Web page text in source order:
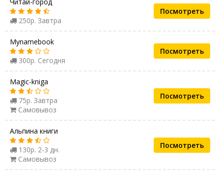
Читай-город
250р. Завтра
Посмотреть
Mynamebook
300р. Сегодня
Посмотреть
Magic-kniga
75р. Завтра
Самовывоз
Посмотреть
Альпина книги
130р. 2-3 дн.
Самовывоз
Посмотреть